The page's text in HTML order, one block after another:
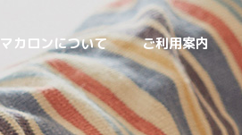
マカロンについて ご利用案内